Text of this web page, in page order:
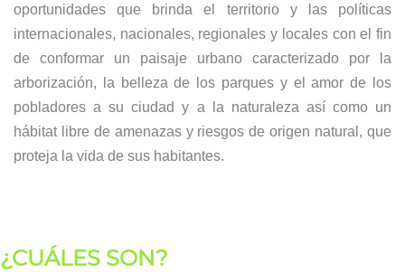
oportunidades que brinda el territorio y las políticas
internacionales, nacionales, regionales y locales con el fin
de conformar un paisaje urbano caracterizado por la
arborización, la belleza de los parques y el amor de los
pobladores a su ciudad y a la naturaleza así como un
hábitat libre de amenazas y riesgos de origen natural, que
proteja la vida de sus habitantes.
¿CUÁLES SON?